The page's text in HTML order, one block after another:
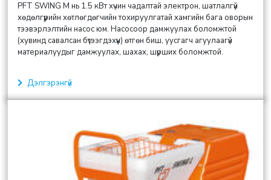
PFT SWING M нь 1.5 кВт хүчин чадалтай электрон, шатлалгүй
хөдөлгүүрийн хөтлөгдөгчийн тохируулгатай хамгийн бага оворын
тээвэрлэлтийн насос юм. Насосоор дамжуулах боломжтой
(хувинд савалсан бүтээгдэхүүн) өтгөн биш, уусгагч агуулаагүй
материалуудыг дамжуулах, шахах, шүрших боломжтой.
Дэлгэрэнгүй